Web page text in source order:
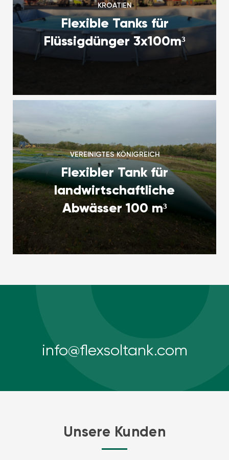
KROATIEN
Flexible Tanks für
Flüssigdünger 3x100m³
VEREINIGTES KÖNIGREICH
Flexibler Tank für
landwirtschaftliche
Abwässer 100 m³
info@flexsoltank.com
Unsere Kunden